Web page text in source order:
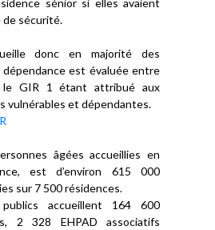
sénior si elles avaient
de sécurité.
donc en majorité des
est évaluée entre
GIR 1 étant attribué aux
vulnérables et dépendantes.
âgées accueillies en
est d’environ 615 000
sur 7 500 résidences.
accueillent 164 600
2 328 EHPAD associatifs